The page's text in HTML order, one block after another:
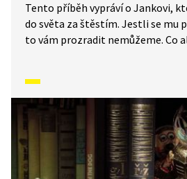
Tento příběh vypráví o Jankovi,
do světa za štěstím. Jestli se mu
to vám prozradit nemůžeme. Co
loupežníci. Ale není se čeho bát.
podle knihy Pavla Šruta.